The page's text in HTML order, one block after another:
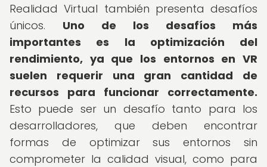
Realidad Virtual también presenta desafíos
únicos. Uno de los desafíos más
importantes es la optimización del
rendimiento, ya que los entornos en VR
suelen requerir una gran cantidad de
recursos para funcionar correctamente.
Esto puede ser un desafío tanto para los
desarrolladores, que deben encontrar
formas de optimizar sus entornos sin
comprometer la calidad visual, como para